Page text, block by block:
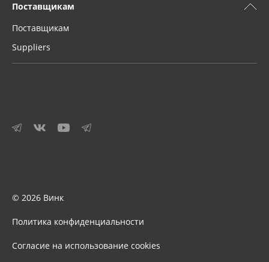
Поставщикам
Поставщикам
Suppliers
© 2026 Винк
Политика конфиденциальности
Согласие на использование cookies